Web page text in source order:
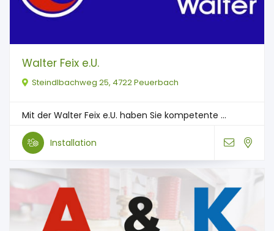
Walter Feix e.U.
Steindlbachweg 25, 4722 Peuerbach
Mit der Walter Feix e.U. haben Sie kompetente ...
Installation